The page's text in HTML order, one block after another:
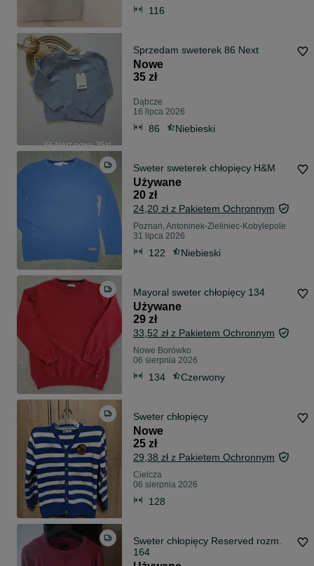
116
Sprzedam sweterek 86 Next
Nowe
35 zł
Dąbcze
16 lipca 2026
86 Niebieski
Sweter sweterek chłopięcy H&M
Używane
20 zł
24,20 zł z Pakietem Ochronnym
Poznań, Antoninek-Zieliniec-Kobylepole
31 lipca 2026
122 Niebieski
Mayoral sweter chłopięcy 134
Używane
29 zł
33,52 zł z Pakietem Ochronnym
Nowe Borówko
06 sierpnia 2026
134 Czerwony
Sweter chłopięcy
Nowe
25 zł
29,38 zł z Pakietem Ochronnym
Cielcza
06 sierpnia 2026
128
Sweter chłopięcy Reserved rozm.
164